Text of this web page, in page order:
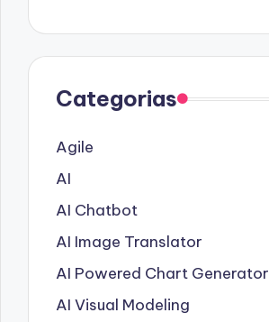
Categorias
Agile
AI
AI Chatbot
AI Image Translator
AI Powered Chart Generator
AI Visual Modeling